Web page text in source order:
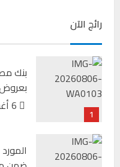
نقيب الإعلاميين ينعى
الثالثة ويستذكر مسيرتها
6 أغسطس، 2026
رائج الآن
1
بنك
بعروض